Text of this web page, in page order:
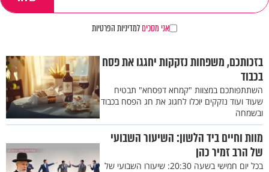
אני מסכיםלמדיניות הפרטיות
בזכותכם, משפחות נזקקות יחגגו את פסח
בכבוד
השתתפותכם במצוות "קמחא דפסחא" תבטיח
שעוד ועוד נזקקים יוכלו לחגוג את חג הפסח בכבוד
ובשמחה
מוות וחיים ביד הלשון: השיעור השבועי
של הרב זמיר כהן
בכל יום חמישי בשעה 20:30: שיעורו השבועי של